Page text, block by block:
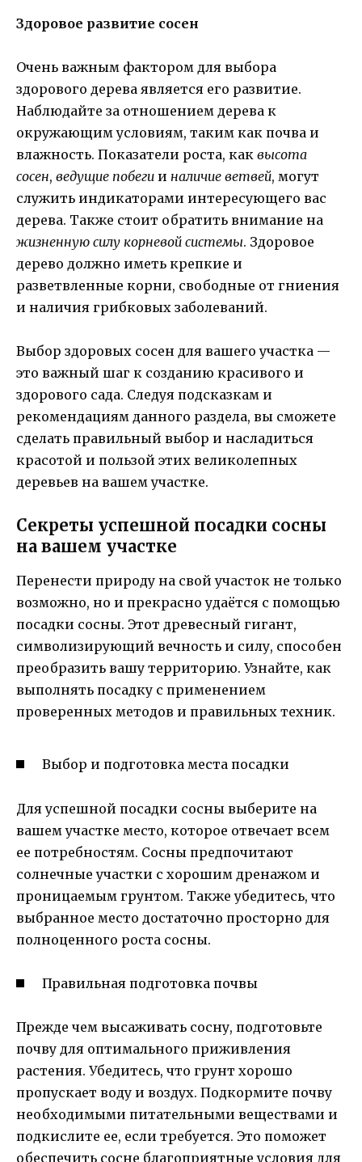
Здоровое развитие сосен
Очень важным фактором для выбора
здорового дерева является его развитие.
Наблюдайте за отношением дерева к
окружающим условиям, таким как почва и
влажность. Показатели роста, как высота
сосен, ведущие побеги и наличие ветвей, могут
служить индикаторами интересующего вас
дерева. Также стоит обратить внимание на
жизненную силу корневой системы. Здоровое
дерево должно иметь крепкие и
разветвленные корни, свободные от гниения
и наличия грибковых заболеваний.
Выбор здоровых сосен для вашего участка —
это важный шаг к созданию красивого и
здорового сада. Следуя подсказкам и
рекомендациям данного раздела, вы сможете
сделать правильный выбор и насладиться
красотой и пользой этих великолепных
деревьев на вашем участке.
Секреты успешной посадки сосны
на вашем участке
Перенести природу на свой участок не только
возможно, но и прекрасно удаётся с помощью
посадки сосны. Этот древесный гигант,
символизирующий вечность и силу, способен
преобразить вашу территорию. Узнайте, как
выполнять посадку с применением
проверенных методов и правильных техник.
Выбор и подготовка места посадки
Для успешной посадки сосны выберите на
вашем участке место, которое отвечает всем
ее потребностям. Сосны предпочитают
солнечные участки с хорошим дренажом и
проницаемым грунтом. Также убедитесь, что
выбранное место достаточно просторно для
полноценного роста сосны.
Правильная подготовка почвы
Прежде чем высаживать сосну, подготовьте
почву для оптимального приживления
растения. Убедитесь, что грунт хорошо
пропускает воду и воздух. Подкормите почву
необходимыми питательными веществами и
подкислите ее, если требуется. Это поможет
обеспечить сосне благоприятные условия для